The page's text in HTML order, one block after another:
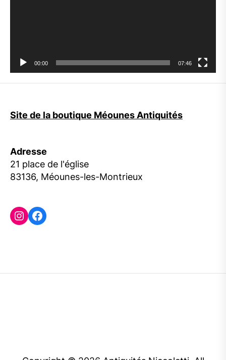
00:00 07:46
Site de la boutique Méounes Antiquités
Adresse
21 place de l'église
83136, Méounes-les-Montrieux
Instagram
Facebook